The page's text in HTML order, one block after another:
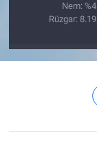
Nem:
Rüzgar: